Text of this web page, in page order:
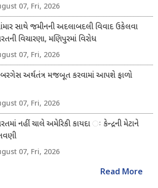
07, Fri, 2026
સાથે જમીનની અદલાબદલી વિવાદ ઉકેલવા
વિચારણા, મણિપુરમાં વિરોધ
07, Fri, 2026
અર્થતંત્ર મજબૂત કરવામાં આપશે ફાળો
07, Fri, 2026
નહીં ચાલે અમેરિકી કાયદા ઃ કેન્દ્રની મેટાને
07, Fri, 2026
Read More